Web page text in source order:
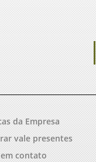
da Empresa
vale presentes
contato